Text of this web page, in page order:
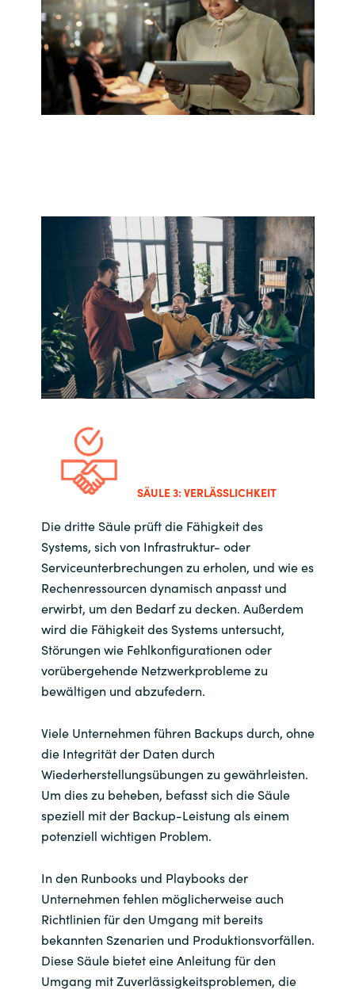
SÄULE 3: VERLÄSSLICHKEIT
Die dritte Säule prüft die Fähigkeit des
Systems, sich von Infrastruktur- oder
Serviceunterbrechungen zu erholen, und wie es
Rechenressourcen dynamisch anpasst und
erwirbt, um den Bedarf zu decken. Außerdem
wird die Fähigkeit des Systems untersucht,
Störungen wie Fehlkonfigurationen oder
vorübergehende Netzwerkprobleme zu
bewältigen und abzufedern.
Viele Unternehmen führen Backups durch, ohne
die Integrität der Daten durch
Wiederherstellungsübungen zu gewährleisten.
Um dies zu beheben, befasst sich die Säule
speziell mit der Backup-Leistung als einem
potenziell wichtigen Problem.
In den Runbooks und Playbooks der
Unternehmen fehlen möglicherweise auch
Richtlinien für den Umgang mit bereits
bekannten Szenarien und Produktionsvorfällen.
Diese Säule bietet eine Anleitung für den
Umgang mit Zuverlässigkeitsproblemen, die